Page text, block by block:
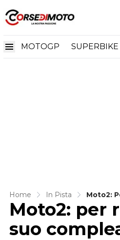
MOTOGP SUPERBIKE
Home In Pista Moto2:
Moto2: per
suo